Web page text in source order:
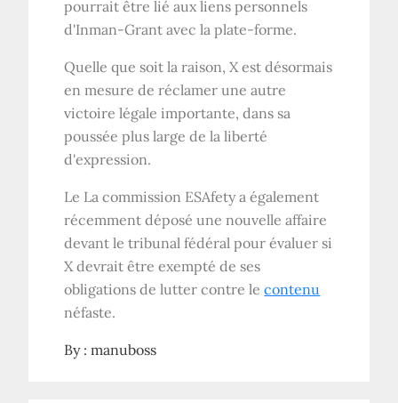
pourrait être lié aux liens personnels
d'Inman-Grant avec la plate-forme.
Quelle que soit la raison, X est désormais
en mesure de réclamer une autre
victoire légale importante, dans sa
poussée plus large de la liberté
d'expression.
Le La commission ESAfety a également
récemment déposé une nouvelle affaire
devant le tribunal fédéral pour évaluer si
X devrait être exempté de ses
obligations de lutter contre lecontenu
néfaste.
By :manuboss